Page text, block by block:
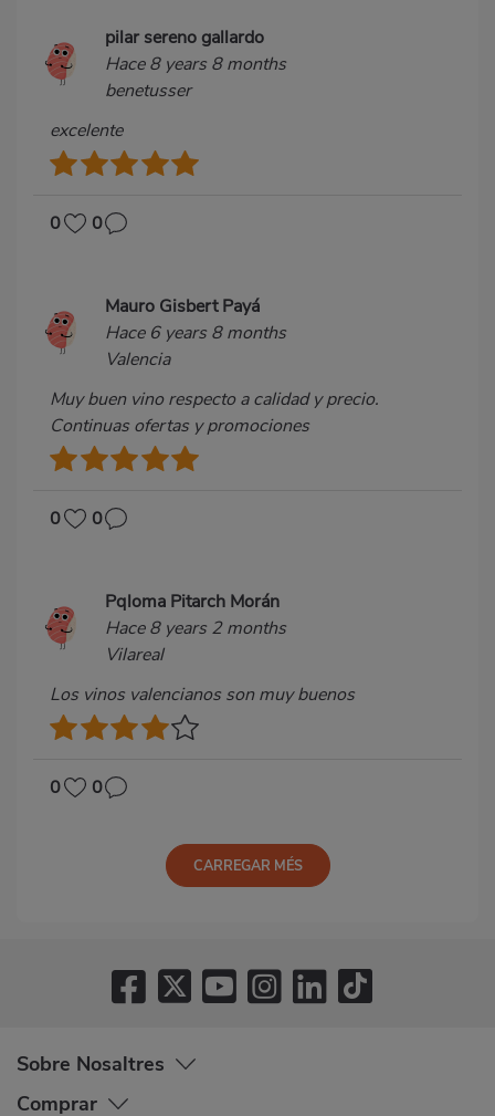
pilar sereno gallardo
Hace 8 years 8 months
benetusser
excelente
0 0
Mauro Gisbert Payá
Hace 6 years 8 months
Valencia
Muy buen vino respecto a calidad y precio.
Continuas ofertas y promociones
0 0
Pqloma Pitarch Morán
Hace 8 years 2 months
Vilareal
Los vinos valencianos son muy buenos
0 0
CARREGAR MÉS
Sobre Nosaltres
Comprar